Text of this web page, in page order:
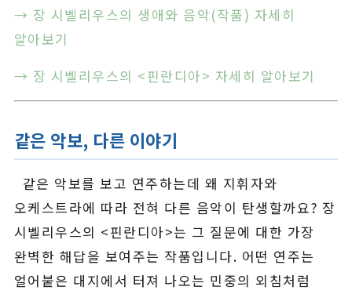
→ 장 시벨리우스의 생애와 음악(작품) 자세히
알아보기
→ 장 시벨리우스의 <핀란디아> 자세히 알아보기
같은 악보, 다른 이야기
같은 악보를 보고 연주하는데 왜 지휘자와
오케스트라에 따라 전혀 다른 음악이 탄생할까요? 장
시벨리우스의 <핀란디아>는 그 질문에 대한 가장
완벽한 해답을 보여주는 작품입니다. 어떤 연주는
얼어붙은 대지에서 터져 나오는 민중의 외침처럼